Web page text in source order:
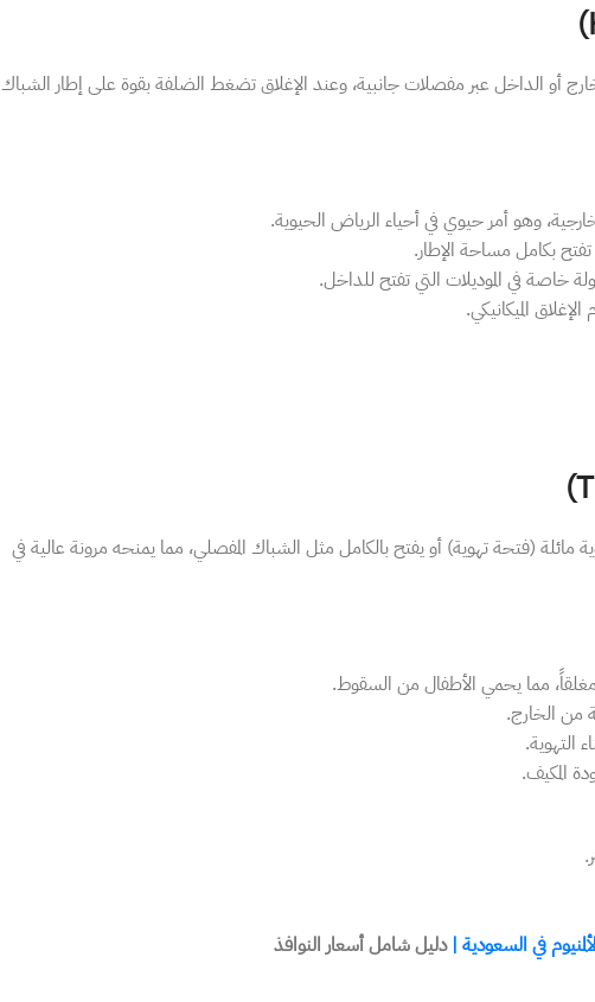
أو الداخل عبر مفصلات جانبية، وعند الإغلاق تضغط الضلفة بقوة على إطار الشباك
بكامل مساحة الإطار.
خاصة في الموديلات التي تفتح للداخل.
الميكانيكي.
(فتحة تهوية) أو يفتح بالكامل مثل الشباك المفصلي، مما يمنحه مرونة عالية في
مما يحمي الأطفال من السقوط.
من الخارج.
التهوية.
المكيف.
في السعودية |دليل شامل أسعار النوافذ